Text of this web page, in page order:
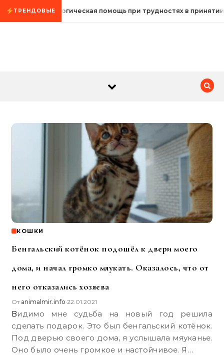
Промотать к содержимому
ТРЕНДОВЫЕ
Психологическая помощь при трудностях в
КОШКИ
Бенгальский котёнок подошёл к двери моего
дома, и начал громко мяукать. Оказалось, что от
него отказались хозяева
От animalmir.info•22.01.2021
Видимо мне судьба на новый год решила
сделать подарок. Это был бенгальский котёнок.
Под дверью своего дома, я услышала мяуканье.
Оно было очень громкое и настойчивое. Я…